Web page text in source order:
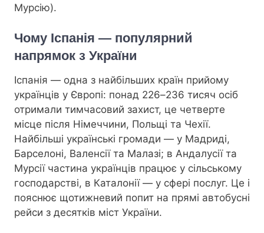
Мурсію).
Чому Іспанія — популярний
напрямок з України
Іспанія — одна з найбільших країн прийому
українців у Європі: понад 226–236 тисяч осіб
отримали тимчасовий захист, це четверте
місце після Німеччини, Польщі та Чехії.
Найбільші українські громади — у Мадриді,
Барселоні, Валенсії та Малазі; в Андалусії та
Мурсії частина українців працює у сільському
господарстві, в Каталонії — у сфері послуг. Це і
пояснює щотижневий попит на прямі автобусні
рейси з десятків міст України.